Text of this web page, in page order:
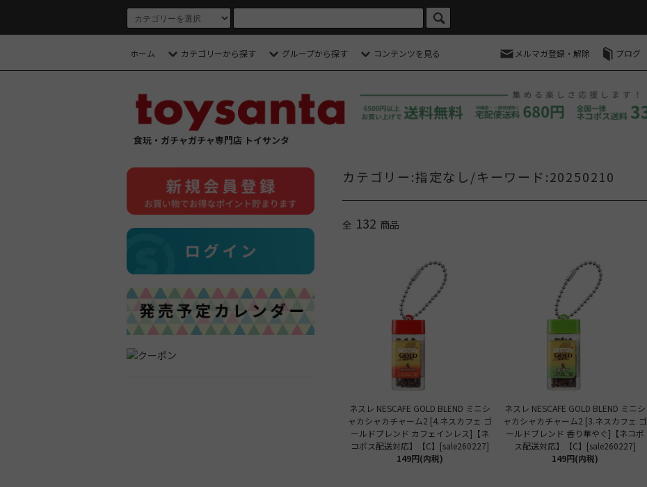
ホーム カテゴリーから探す グループから探す コンテンツを見る メルマガ登録・解除 ブログ
食玩・ガチャガチャ専門店 トイサンタ
カテゴリー:指定なし/キーワード:20250210
全 132 商品
ネスレ NESCAFE GOLD BLEND ミニシ
ャカシャカチャーム2 [4.ネスカフェ ゴ
ールドブレンド カフェインレス]【ネ
コポス配送対応】【C】[sale260227]
149円(内税)
ネスレ NESCAFE GOLD BLEND ミニシ
ャカシャカチャーム2 [3.ネスカフェ ゴ
ールドブレンド 香り華やぐ]【ネコポ
ス配送対応】【C】[sale260227]
149円(内税)